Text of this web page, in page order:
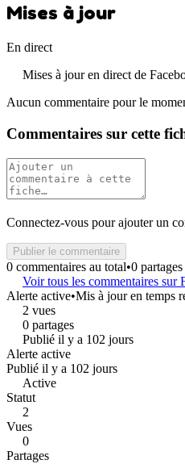
Mises à jour
En direct
Mises à jour en direct de
Aucun commentaire pour le
Commentaires sur cette
Connectez-vous pour ajouter un
Publier le commentaire
0 commentaires au total•0 partages
Voir tous les commentaires sur
Alerte active•Mis à jour en temps
2 vues
0 partages
Publié il y a 102 jours
Alerte active
Publié il y a 102 jours
Active
Statut
2
Vues
0
Partages